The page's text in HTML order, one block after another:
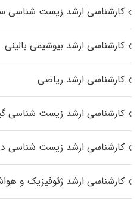
کارشناسی ارشد زیست شناسی
کارشناسی ارشد بیوشیمی بالینی
کارشناسی ارشد ریاضی
کارشناسی ارشد زیست‌ شناسی
کارشناسی ارشد زیست‌ شناسی
کارشناسی ارشد ژئوفیزیک و